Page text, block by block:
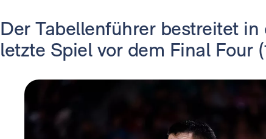
Der Tabellenführer bestreitet
letzte Spiel vor dem Final Four